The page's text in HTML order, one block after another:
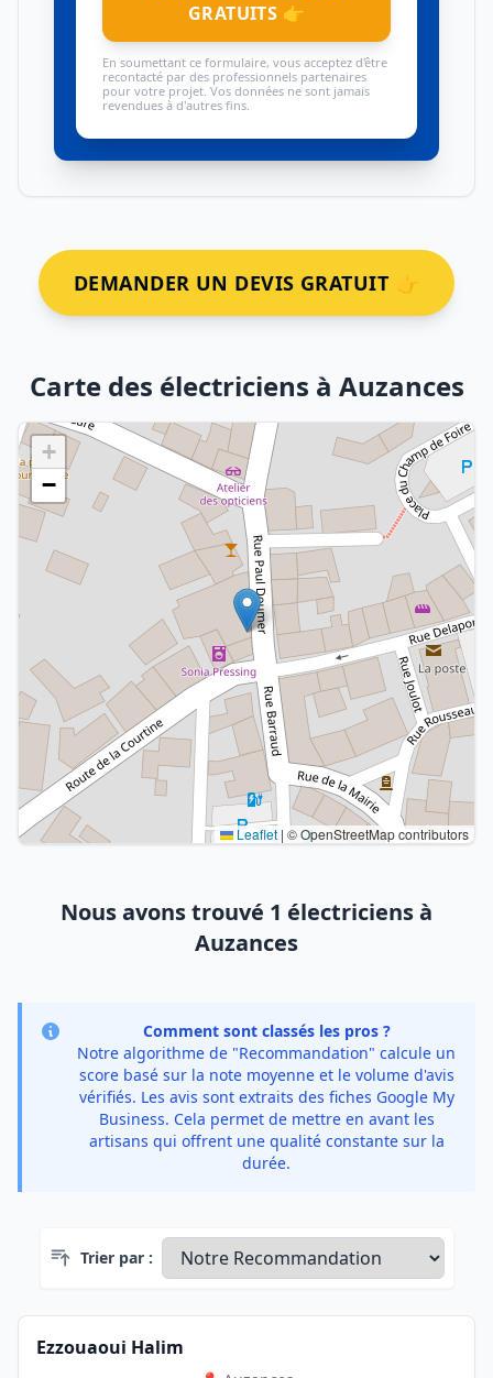
GRATUITS 👉
En soumettant ce formulaire, vous acceptez d'être
recontacté par des professionnels partenaires
pour votre projet. Vos données ne sont jamais
revendues à d'autres fins.
DEMANDER UN DEVIS GRATUIT 👉
Carte des électriciens à Auzances
+
−
Leaflet | © OpenStreetMap contributors
Nous avons trouvé 1 électriciens à
Auzances
Comment sont classés les pros ?
Notre algorithme de "Recommandation" calcule un
score basé sur la note moyenne et le volume d'avis
vérifiés. Les avis sont extraits des fiches Google My
Business. Cela permet de mettre en avant les
artisans qui offrent une qualité constante sur la
durée.
Trier par :
Ezzouaoui Halim